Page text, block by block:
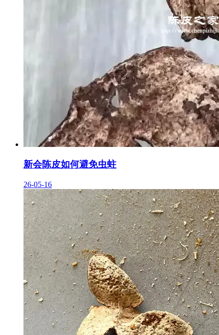
新会陈皮如何避免虫蛀
26-05-16